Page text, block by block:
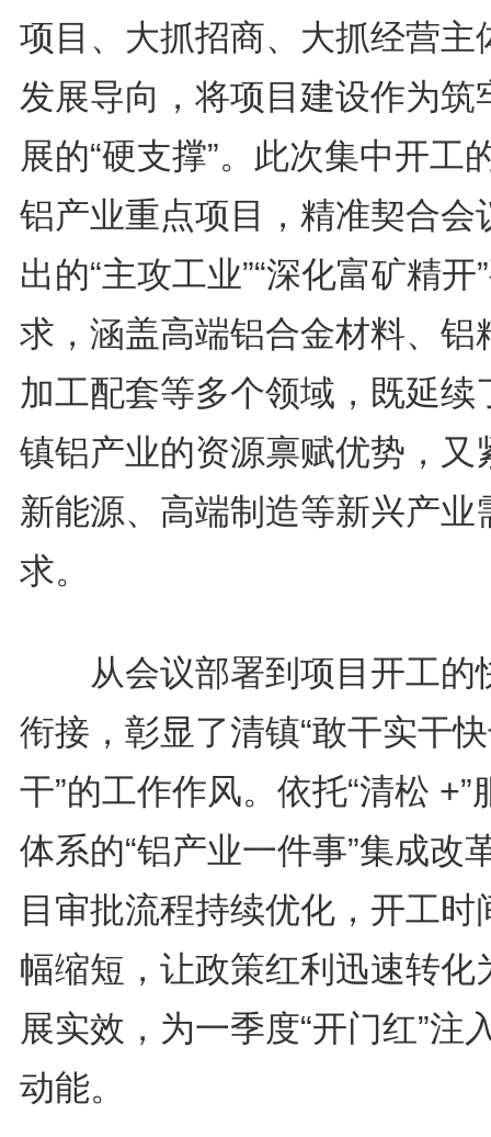
项目、大抓招商、大抓经营主
发展导向，将项目建设作为筑
展的“硬支撑”。此次集中开工
铝产业重点项目，精准契合会
出的“主攻工业”“深化富矿精开
求，涵盖高端铝合金材料、铝
加工配套等多个领域，既延续
镇铝产业的资源禀赋优势，又
新能源、高端制造等新兴产业
求。
从会议部署到项目开工的
衔接，彰显了清镇“敢干实干
干”的工作作风。依托“清松 +”
体系的“铝产业一件事”集成改
目审批流程持续优化，开工时
幅缩短，让政策红利迅速转化
展实效，为一季度“开门红”注
动能。